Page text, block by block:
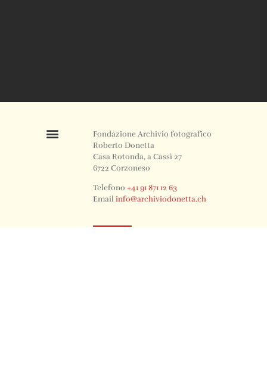
Fondazione Archivio fotografico
Roberto Donetta
Casa Rotonda, a Cassì 27
6722 Corzoneso
Telefono+41 91 871 12 63
Emailinfo@archiviodonetta.ch